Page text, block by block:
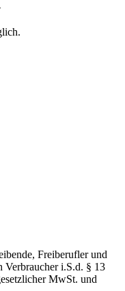
Freiberufler und
i.S.d. § 13
MwSt. und